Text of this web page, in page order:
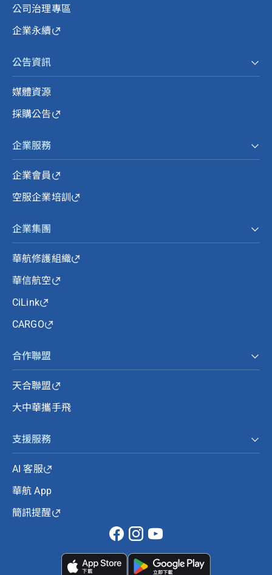
公司治理專區
企業永續
公告資訊
媒體資源
採購公告
企業服務
企業會員
空服企業培訓
企業集團
華航修護組織
華信航空
CiLink
CARGO
合作聯盟
天合聯盟
大中華攜手飛
支援服務
AI 客服
華航 App
簡訊提醒